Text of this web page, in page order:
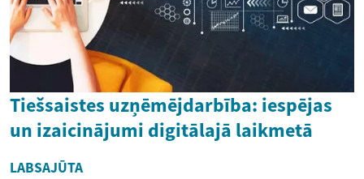
Tiešsaistes uzņēmējdarbība: iespējas
un izaicinājumi digitālajā laikmetā
LABSAJŪTA